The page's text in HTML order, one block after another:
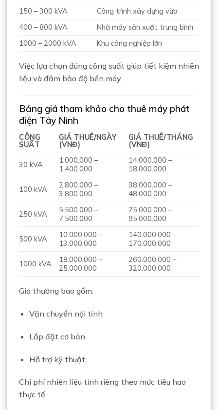
150 – 300 kVA
Công trình xây dựng vừa
400 – 800 kVA
Nhà máy sản xuất trung bình
1000 – 2000 kVA
Khu công nghiệp lớn
Việc lựa chọn đúng công suất giúp tiết kiệm nhiên
liệu và đảm bảo độ bền máy.
Bảng giá tham khảo cho thuê máy phát
điện Tây Ninh
CÔNG
SUẤT
GIÁ THUÊ/NGÀY
(VNĐ)
GIÁ THUÊ/THÁNG
(VNĐ)
30 kVA
1.000.000 –
1.400.000
14.000.000 –
18.000.000
100 kVA
2.800.000 –
3.800.000
38.000.000 –
48.000.000
250 kVA
5.500.000 –
7.500.000
75.000.000 –
95.000.000
500 kVA
10.000.000 –
13.000.000
140.000.000 –
170.000.000
1000 kVA
18.000.000 –
25.000.000
260.000.000 –
320.000.000
Giá thường bao gồm:
Vận chuyển nội tỉnh
Lắp đặt cơ bản
Hỗ trợ kỹ thuật
Chi phí nhiên liệu tính riêng theo mức tiêu hao
thực tế.